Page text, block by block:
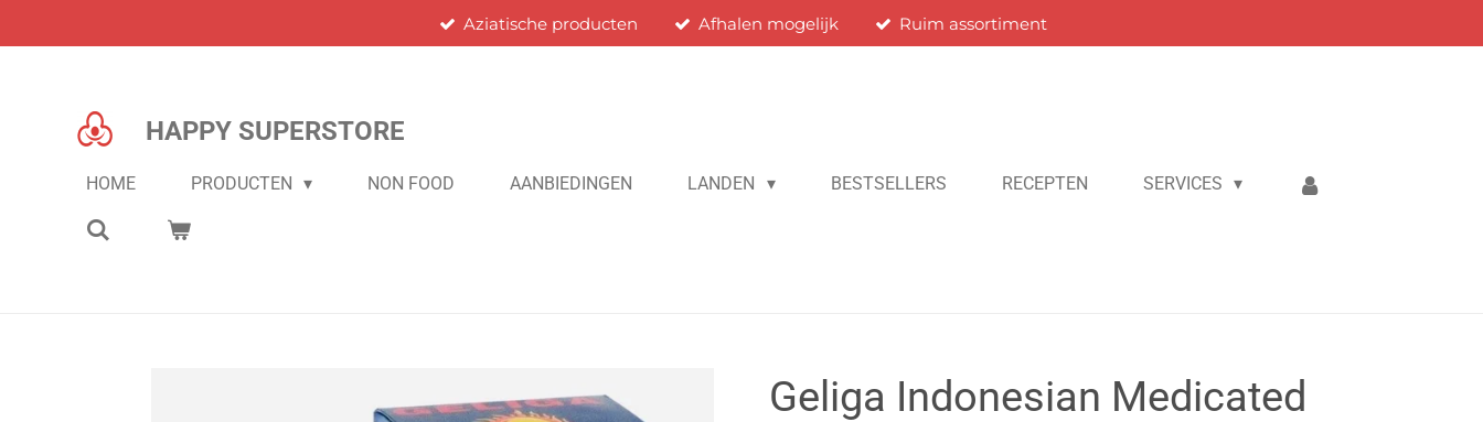
hoofdinhoud
Aziatische producten Afhalen mogelijk Ruim assortiment
HAPPY SUPERSTORE
HOME PRODUCTEN NON FOOD AANBIEDINGEN LANDEN BESTSELLERS RECEPTEN SERVICES
Geliga Indonesian Medicated